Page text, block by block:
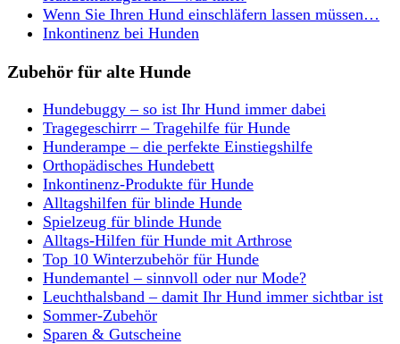
Wenn Sie Ihren Hund einschläfern lassen müssen…
Inkontinenz bei Hunden
Zubehör für alte Hunde
Hundebuggy – so ist Ihr Hund immer dabei
Tragegeschirrr – Tragehilfe für Hunde
Hunderampe – die perfekte Einstiegshilfe
Orthopädisches Hundebett
Inkontinenz-Produkte für Hunde
Alltagshilfen für blinde Hunde
Spielzeug für blinde Hunde
Alltags-Hilfen für Hunde mit Arthrose
Top 10 Winterzubehör für Hunde
Hundemantel – sinnvoll oder nur Mode?
Leuchthalsband – damit Ihr Hund immer sichtbar ist
Sommer-Zubehör
Sparen & Gutscheine